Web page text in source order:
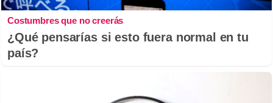
Costumbres que no creerás
¿Qué pensarías si esto fuera normal en tu
país?